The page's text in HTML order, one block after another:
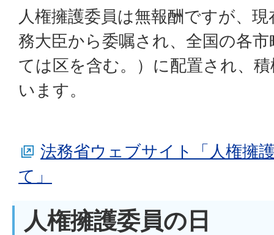
人権擁護委員は無報酬ですが、
務大臣から委嘱され、全国の各
ては区を含む。）に配置され、
います。
法務省ウェブサイト「人権擁
て」
人権擁護委員の日